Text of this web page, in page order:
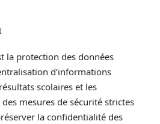
la protection des données
d’informations
scolaires et les
mesures de sécurité strictes
la confidentialité des